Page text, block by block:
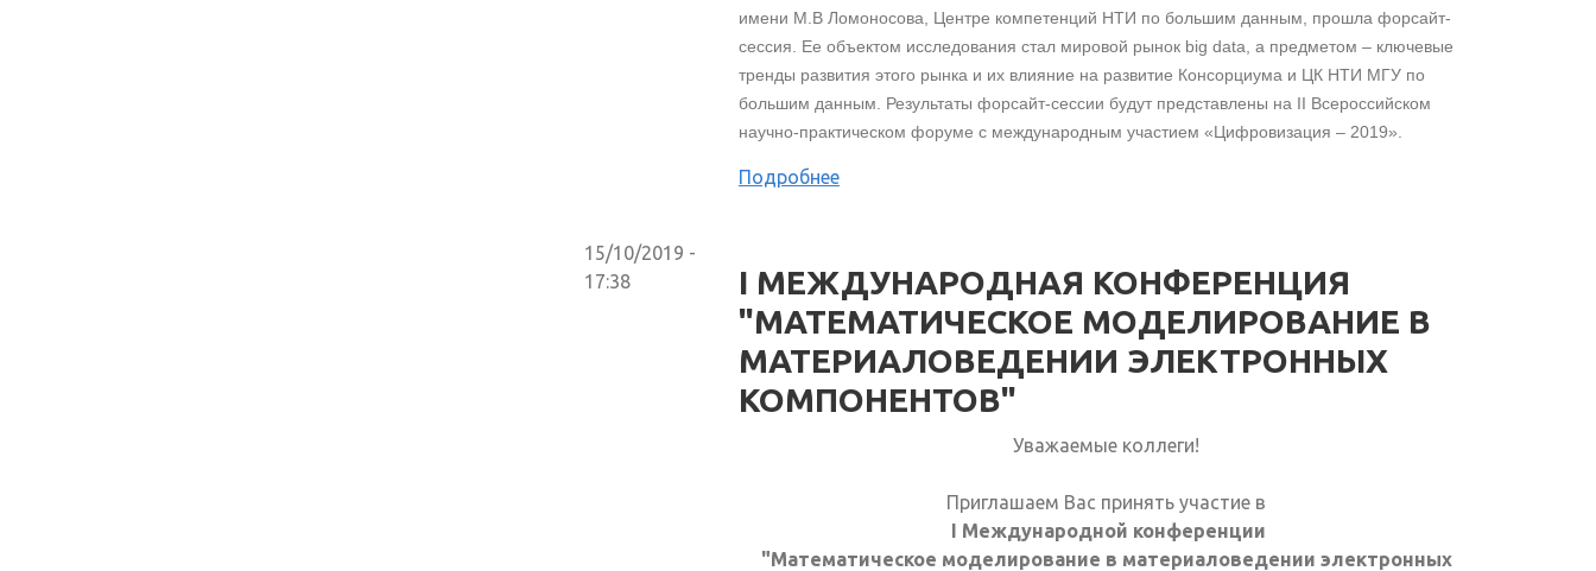
имени М.В Ломоносова, Центре компетенций НТИ по большим данным, прошла форсайт-
сессия. Ее объектом исследования стал мировой рынок big data, а предметом – ключевые
тренды развития этого рынка и их влияние на развитие Консорциума и ЦК НТИ МГУ по
большим данным. Результаты форсайт-сессии будут представлены на II Всероссийском
научно-практическом форуме с международным участием «Цифровизация ‒ 2019».
Подробнее
15/10/2019 -
17:38
I МЕЖДУНАРОДНАЯ КОНФЕРЕНЦИЯ
"МАТЕМАТИЧЕСКОЕ МОДЕЛИРОВАНИЕ В
МАТЕРИАЛОВЕДЕНИИ ЭЛЕКТРОННЫХ
КОМПОНЕНТОВ"
Уважаемые коллеги!
Приглашаем Вас принять участие в
I Международной конференции
"Математическое моделирование в материаловедении электронных